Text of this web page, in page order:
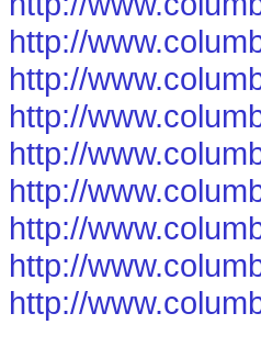
http://
http://
http://
http://
http://
http://
http://
http://